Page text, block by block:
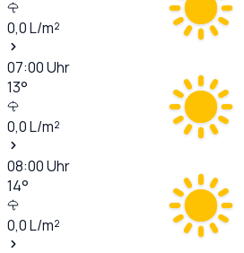
0,0L/m²
07:00Uhr
13°
0,0L/m²
08:00Uhr
14°
0,0L/m²